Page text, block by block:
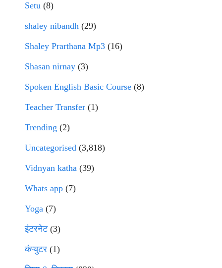
Setu (8)
shaley nibandh (29)
Shaley Prarthana Mp3 (16)
Shasan nirnay (3)
Spoken English Basic Course (8)
Teacher Transfer (1)
Trending (2)
Uncategorised (3,818)
Vidnyan katha (39)
Whats app (7)
Yoga (7)
इंटरनेट(3)
कंप्युटर (1)